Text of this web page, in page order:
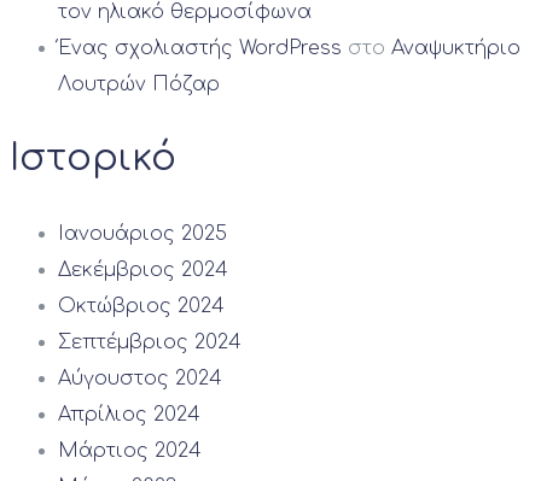
τον ηλιακό θερμοσίφωνα
Ένας σχολιαστής WordPress στο Αναψυκτήριο
Λουτρών Πόζαρ
Ιστορικό
Ιανουάριος 2025
Δεκέμβριος 2024
Οκτώβριος 2024
Σεπτέμβριος 2024
Αύγουστος 2024
Απρίλιος 2024
Μάρτιος 2024